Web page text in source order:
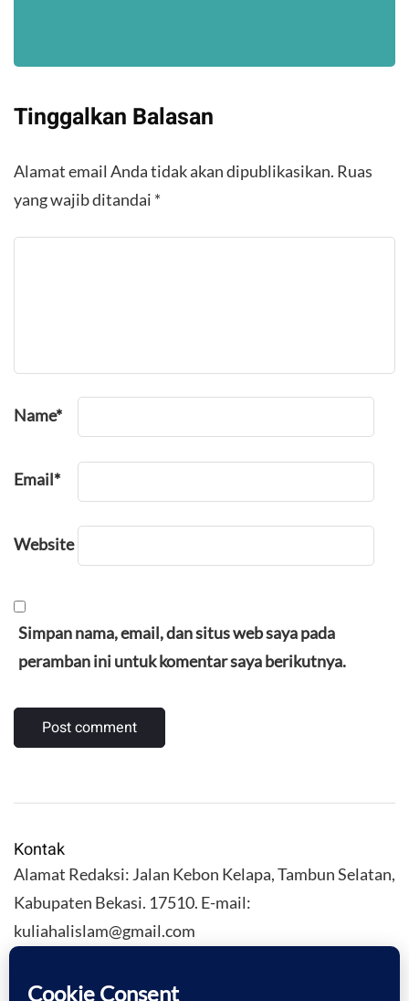
Tinggalkan Balasan
Alamat email Anda tidak akan dipublikasikan. Ruas
yang wajib ditandai *
Name*
Email*
Website
Simpan nama, email, dan situs web saya pada
peramban ini untuk komentar saya berikutnya.
Kontak
Alamat Redaksi: Jalan Kebon Kelapa, Tambun Selatan,
Kabupaten Bekasi. 17510. E-mail:
kuliahalislam@gmail.com